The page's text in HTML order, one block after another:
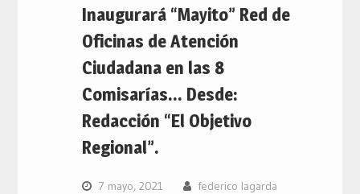
Inaugurará “Mayito” Red de
Oficinas de Atención
Ciudadana en las 8
Comisarías… Desde:
Redacción “El Objetivo
Regional”.
7 mayo, 2021
federico lagarda